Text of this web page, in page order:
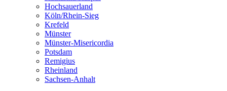
Hochsauerland
Köln/Rhein-Sieg
Krefeld
Münster
Münster-Misericordia
Potsdam
Remigius
Rheinland
Sachsen-Anhalt